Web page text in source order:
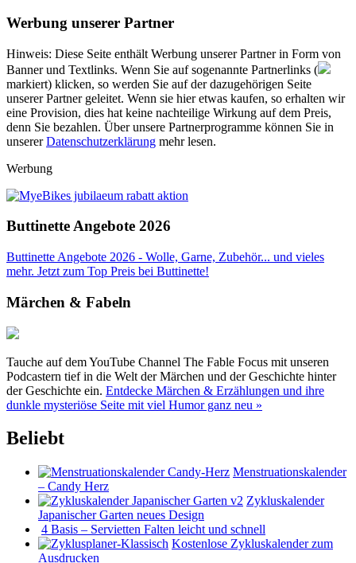
Werbung unserer Partner
Hinweis: Diese Seite enthält Werbung unserer Partner in Form von
Banner und Textlinks. Wenn Sie auf sogenannte Partnerlinks (
markiert) klicken, so werden Sie auf der dazugehörigen Seite
unserer Partner geleitet. Wenn sie hier etwas kaufen, so erhalten wir
eine Provision, dies hat keine nachteilige Wirkung auf dem Preis,
denn Sie bezahlen. Über unsere Partnerprogramme können Sie in
unsererDatenschutzerklärung mehr lesen.
Werbung
Buttinette Angebote 2026
Buttinette Angebote 2026 - Wolle, Garne, Zubehör... und vieles
mehr. Jetzt zum Top Preis bei Buttinette!
Märchen & Fabeln
Tauche auf dem YouTube Channel The Fable Focus mit unseren
Podcastern tief in die Welt der Märchen und der Geschichte hinter
der Geschichte ein. Entdecke Märchen & Erzählungen und ihre
dunkle mysteriöse Seite mit viel Humor ganz neu »
Beliebt
Menstruationskalender
– Candy Herz
Zykluskalender
Japanischer Garten neues Design
4 Basis – Servietten Falten leicht und schnell
Kostenlose Zykluskalender zum
Ausdrucken